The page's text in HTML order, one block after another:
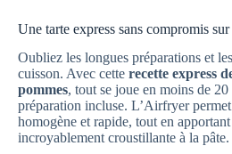
Une tarte express sans compromis
Oubliez les longues préparations et
cuisson. Avec cette recette express
pommes, tout se joue en moins de 20
préparation incluse. L’Airfryer
homogène et rapide, tout en
incroyablement croustillante à la pâte.